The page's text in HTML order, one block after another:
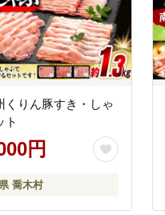
くりん豚すき・しゃ
ト
円
喬木村